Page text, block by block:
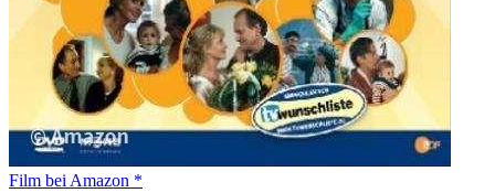
Film bei Amazon *